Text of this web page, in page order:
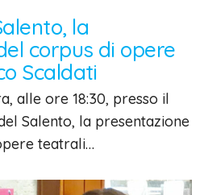
la
corpus di opere
Scaldati
alle ore 18:30, presso il
Salento, la presentazione
teatrali…